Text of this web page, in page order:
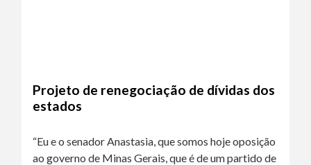
Projeto de renegociação de dívidas dos
estados
“Eu e o senador Anastasia, que somos hoje oposição
ao governo de Minas Gerais, que é de um partido de